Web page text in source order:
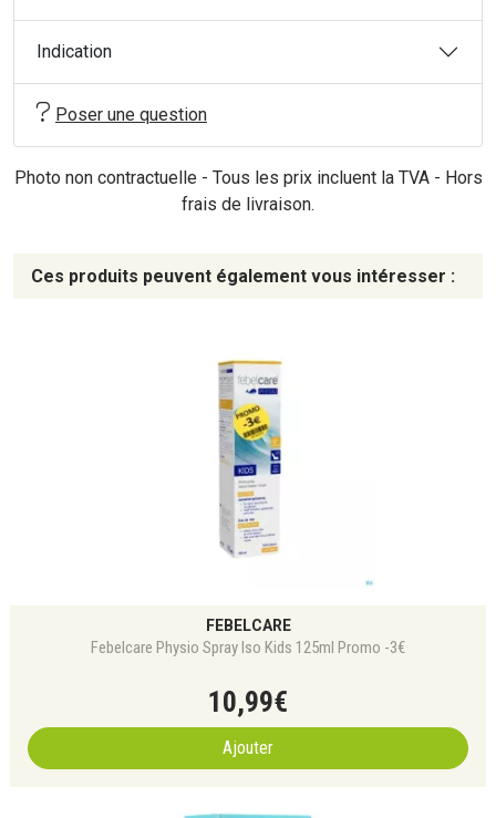
Indication
Poser une question
Photo non contractuelle - Tous les prix incluent la TVA - Hors
frais de livraison.
Ces produits peuvent également vous intéresser :
FEBELCARE
Febelcare Physio Spray Iso Kids 125ml Promo -3€
10,99€
Ajouter